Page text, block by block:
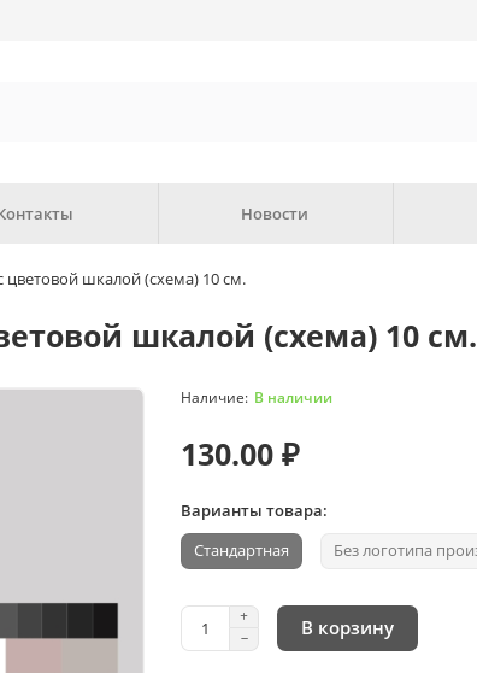
Новости
цветовой шкалой (схема) 10 см.
шкалой (схема) 10 см.
В наличии
130.00 ₽
Варианты товара:
Стандартная Без логотипа
В корзину